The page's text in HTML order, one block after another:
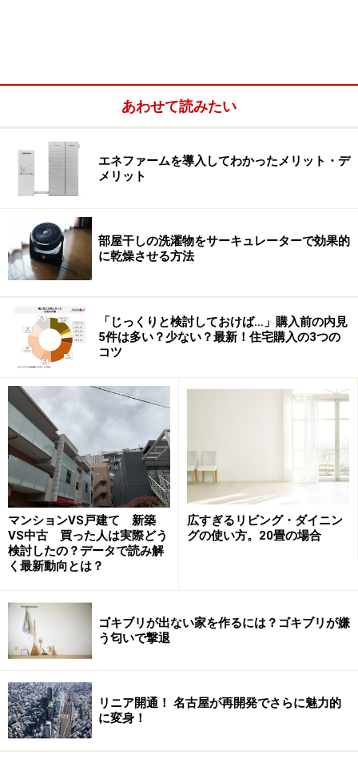
新築戸建てが最も多いという結果に
今回のアンケートは2021年5月に、全国の住宅購入者の
方々を対象に実施しました。対象が全国ということもあ
り、購入した物件種別で最も多かったのが新築戸建て
（注文住宅）で、回答者の4分の3が戸建て、4分の1がマ
ンション購入者という結果でした。
「立地がいいこと」が最も優先度の高い項目
通勤通学、自然環境や買い物など利便性含め、最も購入
者の優先順位が高かったのは「立地」でした。家のスペ
あわせて読みたい
エネファームを導入してわかったメリット・デ
メリット
部屋干しの洗濯物をサーキュレーターで効果的
に乾燥させる方法
「じっくりと検討しておけば…」購入前の内見
5件は多い？少ない？最新！住宅購入の3つの
コツ
マンションVS戸建て 新築
VS中古 買った人は実際どう
検討したの？データで読み解
く最新動向とは？
広すぎるリビング・ダイニン
グの使い方。20畳の場合
ゴキブリが出ない家を作るには？ゴキブリが嫌
う匂いで撃退
リニア開通！ 名古屋が再開発でさらに魅力的
に変身！